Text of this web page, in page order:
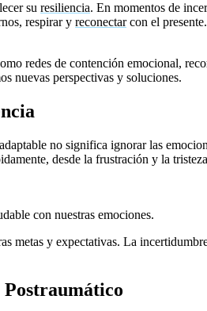
su resiliencia. En momentos de
respirar y reconectarcon el
redes de contención emocional,
nuevas perspectivas y soluciones.
no significa ignorar las
desde la frustración y la
con nuestras emociones.
metas y expectativas. La